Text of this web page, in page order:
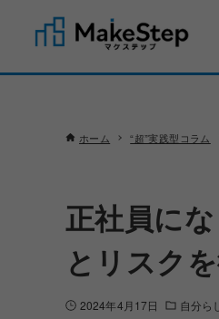
ホーム “超”実践型コラム
正社員に
とリスク
2024年4月17日 自分ら